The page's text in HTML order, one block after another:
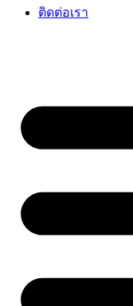
ติดต่อเรา